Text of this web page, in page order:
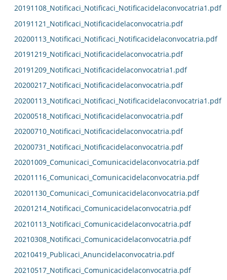
20191108_Notificaci_Notificaci_Notificacidelaconvocatria1.pdf
20191121_Notificaci_Notificacidelaconvocatria.pdf
20200113_Notificaci_Notificaci_Notificacidelaconvocatria.pdf
20191219_Notificaci_Notificacidelaconvocatria.pdf
20191209_Notificaci_Notificacidelaconvocatria1.pdf
20200217_Notificaci_Notificacidelaconvocatria.pdf
20200113_Notificaci_Notificaci_Notificacidelaconvocatria1.pdf
20200518_Notificaci_Notificacidelaconvocatria.pdf
20200710_Notificaci_Notificacidelaconvocatria.pdf
20200731_Notificaci_Notificacidelaconvocatria.pdf
20201009_Comunicaci_Comunicacidelaconvocatria.pdf
20201116_Comunicaci_Comunicacidelaconvocatria.pdf
20201130_Comunicaci_Comunicacidelaconvocatria.pdf
20201214_Notificaci_Comunicacidelaconvocatria.pdf
20210113_Notificaci_Comunicacidelaconvocatria.pdf
20210308_Notificaci_Comunicacidelaconvocatria.pdf
20210419_Publicaci_Anuncidelaconvocatria.pdf
20210517_Notificaci_Comunicacidelaconvocatria.pdf